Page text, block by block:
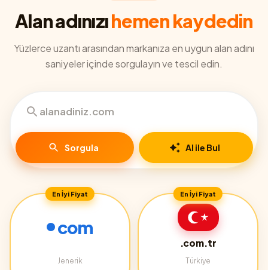
Alan adınızıhemen kaydedin
Yüzlerce uzantı arasından markanıza en uygun alan adını
saniyeler içinde sorgulayın ve tescil edin.
Sorgula AI ile Bul
En İyi Fiyat
com
Jenerik
En İyi Fiyat
.com.tr
Türkiye